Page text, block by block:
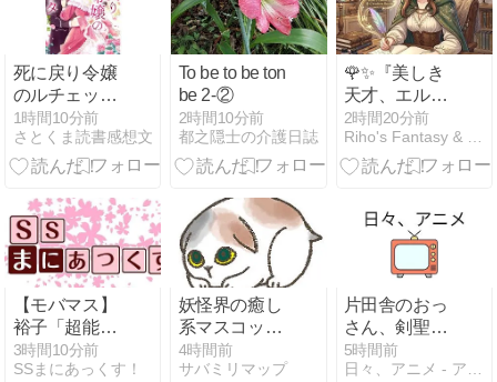
死に戻り令嬢
のルチェッタ
1
1時間10分前
さとくま読書感想文
To be to be ton
be 2-②
2時間10分前
都之隠士の介護日誌
​🌹✨『美しき
天才、エルフ
ォーリオ 〜優
雅なる貴公
子〜』✨👑​🎩
2時間20分前
Riho's Fantasy & Creation Room
【モバマス】
裕子「超能力
者だらけの組
合？」
3時間10分前
SSまにあっくす！
妖怪界の癒し
系マスコッ
ト！すねこす
りの正体を検
4時間前
サバミリマップ
片田舎のおっ
さん、剣聖に
なる 第3話 感
想
5時間前
日々、アニメ - アニメ、ラノベ、ライブなどの感想です